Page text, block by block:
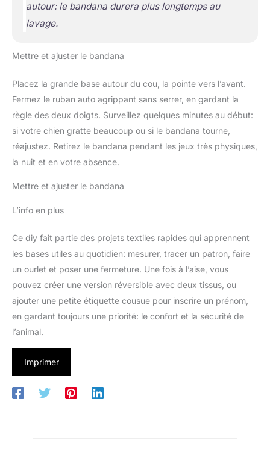
autour: le bandana durera plus longtemps au
lavage.
Mettre et ajuster le bandana
Placez la grande base autour du cou, la pointe vers l’avant.
Fermez le ruban auto agrippant sans serrer, en gardant la
règle des deux doigts. Surveillez quelques minutes au début:
si votre chien gratte beaucoup ou si le bandana tourne,
réajustez. Retirez le bandana pendant les jeux très physiques,
la nuit et en votre absence.
Mettre et ajuster le bandana
L’info en plus
Ce diy fait partie des projets textiles rapides qui apprennent
les bases utiles au quotidien: mesurer, tracer un patron, faire
un ourlet et poser une fermeture. Une fois à l’aise, vous
pouvez créer une version réversible avec deux tissus, ou
ajouter une petite étiquette cousue pour inscrire un prénom,
en gardant toujours une priorité: le confort et la sécurité de
l’animal.
Imprimer